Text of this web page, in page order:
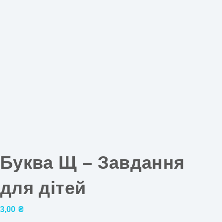
Буква Щ – Завдання
для дітей
3,00 ₴